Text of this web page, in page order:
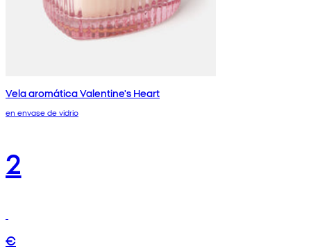
Vela aromática Valentine's Heart
en envase de vidrio
2
€